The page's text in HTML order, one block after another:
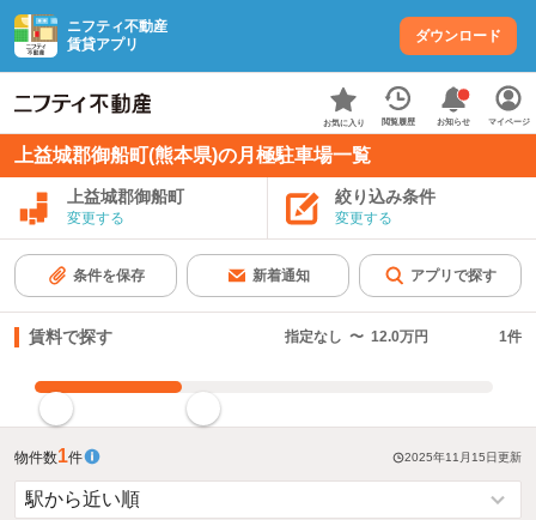
ニフティ不動産
賃貸アプリ
ダウンロード
お気に入り 閲覧履歴 お知らせ マイページ
上益城郡御船町(熊本県)の月極駐車場一覧
上益城郡御船町
変更する
絞り込み条件
変更する
条件を保存 新着通知 アプリで探す
賃料で探す 指定なし 〜 12.0万円 1件
物件数1件 2025年11月15日更新